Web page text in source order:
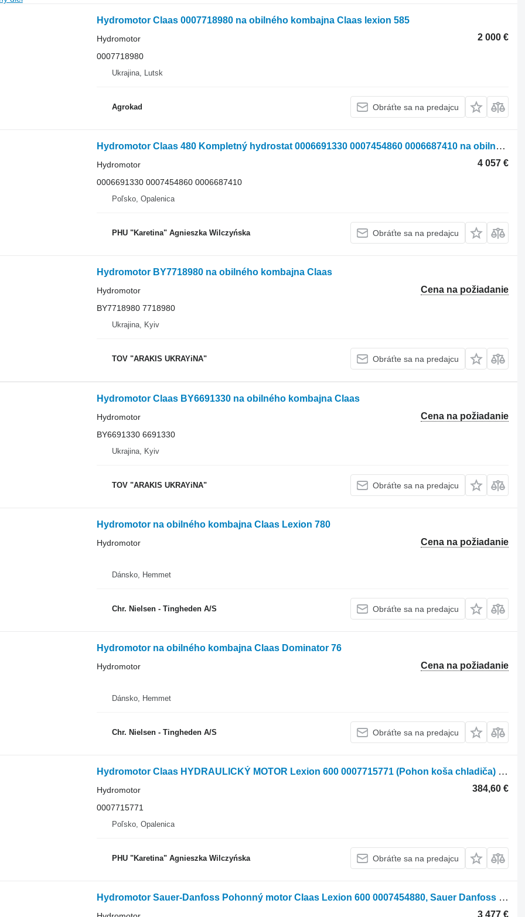
Hydromotor Claas 0007718980 na obilného kombajna Claas lexion 585
2 000 €
Hydromotor
0007718980
Ukrajina, Lutsk
Agrokad Obráťte sa na predajcu
Hydromotor Claas 480 Kompletný hydrostat 0006691330 0007454860 0006687410 na obilného kombajna Claas 480
4 057 €
Hydromotor
0006691330 0007454860 0006687410
Poľsko, Opalenica
PHU "Karetina" Agnieszka Wilczyńska Obráťte sa na predajcu
Hydromotor BY7718980 na obilného kombajna Claas
Cena na požiadanie
Hydromotor
BY7718980 7718980
Ukrajina, Kyiv
TOV "ARAKIS UKRAYiNA" Obráťte sa na predajcu
Hydromotor Claas BY6691330 na obilného kombajna Claas
Cena na požiadanie
Hydromotor
BY6691330 6691330
Ukrajina, Kyiv
TOV "ARAKIS UKRAYiNA" Obráťte sa na predajcu
Hydromotor na obilného kombajna Claas Lexion 780
Cena na požiadanie
Hydromotor
Dánsko, Hemmet
Chr. Nielsen - Tingheden A/S Obráťte sa na predajcu
Hydromotor na obilného kombajna Claas Dominator 76
Cena na požiadanie
Hydromotor
Dánsko, Hemmet
Chr. Nielsen - Tingheden A/S Obráťte sa na predajcu
Hydromotor Claas HYDRAULICKÝ MOTOR Lexion 600 0007715771 (Pohon koša chladiča) na obilného kombajna Claas Lexion 600
384,60 €
Hydromotor
0007715771
Poľsko, Opalenica
PHU "Karetina" Agnieszka Wilczyńska Obráťte sa na predajcu
Hydromotor Sauer-Danfoss Pohonný motor Claas Lexion 600 0007454880, Sauer Danfoss 51V250 na obilného kombajna Claas Lexion 600
3 477 €